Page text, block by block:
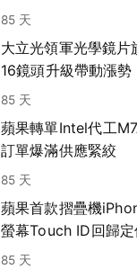
85 天
大立光領軍光學鏡
16鏡頭升級帶動漲勢
85 天
蘋果轉單Intel代工
訂單爆滿供應緊絞
85 天
蘋果首款摺疊機
螢幕Touch ID回歸
85 天